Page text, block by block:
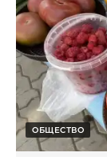
ОБЩЕСТВО